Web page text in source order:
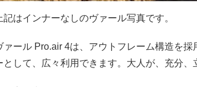
記はインナーなしのヴァール写真です。
ァール Pro.air 4は、アウトフレーム構造を
として、広々利用できます。大人が、充分、